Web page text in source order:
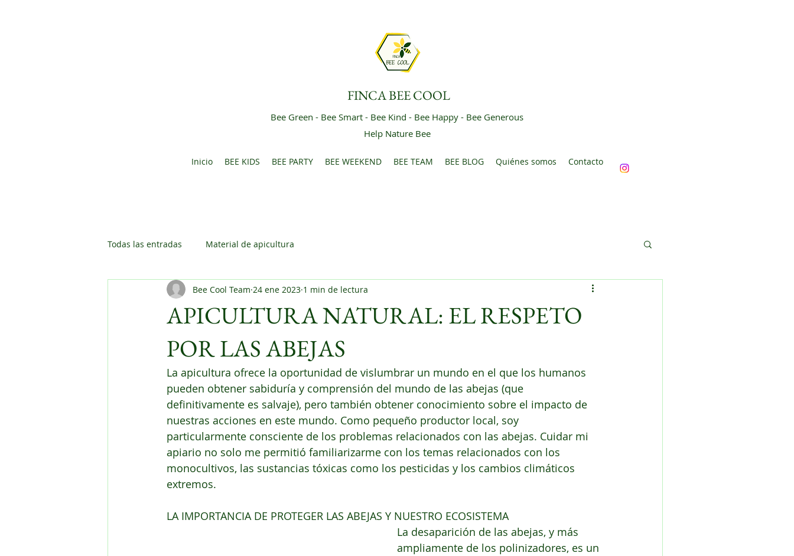
FINCA BEE COOL
Bee Green - Bee Smart - Bee Kind - Bee Happy - Bee Generous
Help Nature Bee
Inicio BEE KIDS BEE PARTY BEE WEEKEND BEE TEAM BEE BLOG Quiénes somos Contacto
Todas las entradas Material de apicultura
APICULTURA NATURAL: EL RESPETO
POR LAS ABEJAS
Bee Cool Team 24 ene 2023 1 min de lectura
La apicultura ofrece la oportunidad de vislumbrar un mundo en el que los humanos
pueden obtener sabiduría y comprensión del mundo de las abejas (que
definitivamente es salvaje), pero también obtener conocimiento sobre el impacto de
nuestras acciones en este mundo. Como pequeño productor local, soy
particularmente consciente de los problemas relacionados con las abejas. Cuidar mi
apiario no solo me permitió familiarizarme con los temas relacionados con los
monocultivos, las sustancias tóxicas como los pesticidas y los cambios climáticos
extremos.
LA IMPORTANCIA DE PROTEGER LAS ABEJAS Y NUESTRO ECOSISTEMA
La desaparición de las abejas, y más
ampliamente de los polinizadores, es un